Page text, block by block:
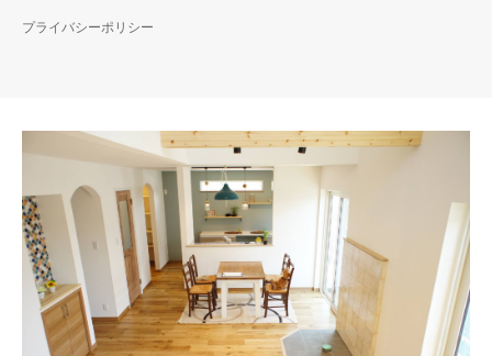
プライバシーポリシー